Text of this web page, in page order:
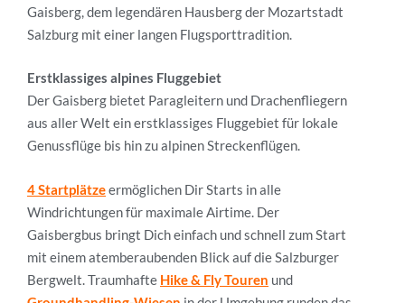
Gaisberg, dem legendären Hausberg der Mozartstadt
Salzburg mit einer langen Flugsporttradition.
Erstklassiges alpines Fluggebiet
DerGaisberg bietet Paragleitern und Drachenfliegern
aus aller Welt ein erstklassiges Fluggebiet für lokale
Genussflüge bis hin zu alpinen Streckenflügen.
4 Startplätzeermöglichen Dir Starts in alle
Windrichtungen für maximale Airtime. Der
Gaisbergbus bringt Dich einfach und schnell zum Start
mit einem atemberaubenden Blick auf die Salzburger
Bergwelt. Traumhafte Hike & Fly Touren und